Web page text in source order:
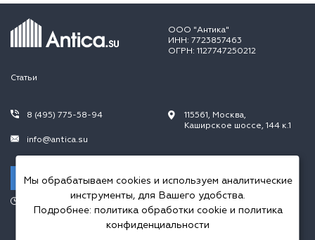
ООО "Антика"
ИНН: 7723857463
ОГРН: 1127747250212
Статьи
8 (495) 775-58-94
info@antica.su
Заказать звонок
115561, Москва,
Каширское шоссе, 144 к.1
Пн.-Пт. 10.00-20.00,
Сб.-Вс. 10.00-18.00
Мы обрабатываем cookies и используем аналитические
инструменты, для Вашего удобства.
Подробнее: политика обработки cookieи политика
конфиденциальности